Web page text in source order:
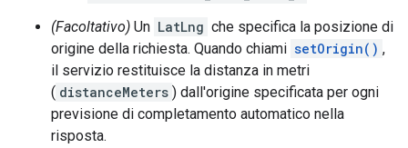
(Facoltativo) Un LatLng che specifica la posizione di
origine della richiesta. Quando chiami setOrigin() ,
il servizio restituisce la distanza in metri
( distanceMeters ) dall'origine specificata per ogni
previsione di completamento automatico nella
risposta.